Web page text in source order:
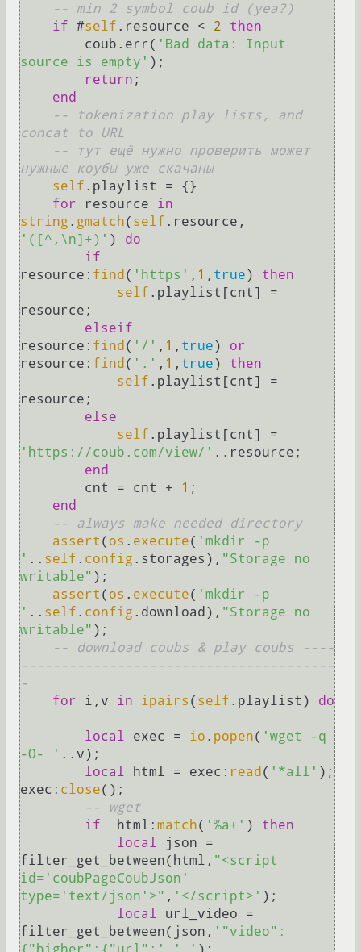
-- min 2 symbol coub id (yea?)
if #self .resource < 2
then
        coub.err(
'Bad data: Input
source is empty' );
return ;
end
-- tokenization play lists, and
concat to URL
-- тут ещё нужно проверить может
нужные коубы уже скачаны
self .playlist = {}
for
resource in
string . gmatch( self
'([^,\n]+)' ) do
if
resource: find ( 'https' , 1 , true) then
self .playlist[cnt] =
resource;
elseif
resource: find ( '/' , 1 , true) or
resource: find ( '.' , 1 , true) then
self .playlist[cnt] =
resource;
else
self
'https://coub.com/view/' ..resource;
end
        cnt = cnt +
1 ;
end
-- always make needed directory
assert ( os . execute( 'mkdir -p
' .. self . config .storages), "Storage no
writable" );
assert ( os . execute( 'mkdir -p
' .. self . config .download), "Storage no
writable" );
-- download coubs & play coubs ----
---------------------------------------
-
for
i,v in ipairs ( self .playlist) do
local exec = io . popen( 'wget -q
-O- ' ..v);
local html = exec: read ( '*all' );
exec: close();
-- wget
if
  html:
match( '%a+' ) then
local json =
filter_get_between(html, "<script
id='coubPageCoubJson'
type='text/json'>" , '</script>' );
local url_video =
filter_get_between(json, '"video":